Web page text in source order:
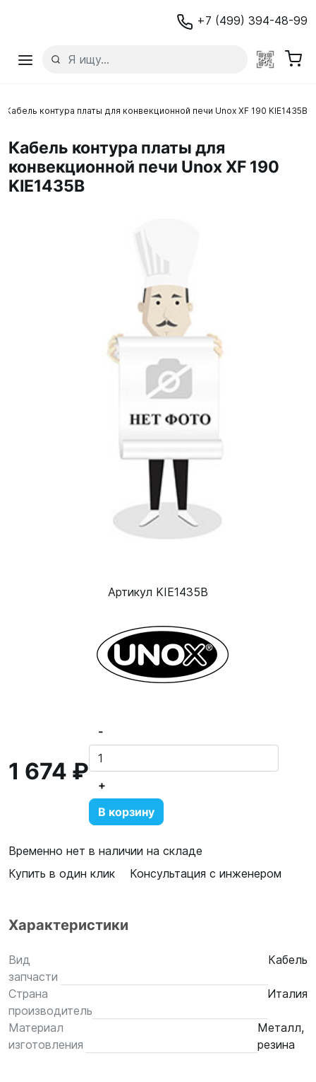
+7 (499) 394-48-99
Кабель контура платы для конвекционной печи Unox XF 190 KIE1435B
Кабель контура платы для
конвекционной печи Unox XF 190
KIE1435B
Артикул KIE1435B
1 674 ₽
-
+
В корзину
Временно нет в наличии на складе
Купить в один клик
Консультация с инженером
Характеристики
Вид
запчасти
Кабель
Страна
производитель
Италия
Материал
изготовления
Металл,
резина